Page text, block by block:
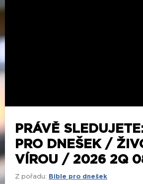
PRÁVĚ
PRO DNEŠEK /
VÍROU / 2026 2Q
Z pořadu: Bible pro dnešek